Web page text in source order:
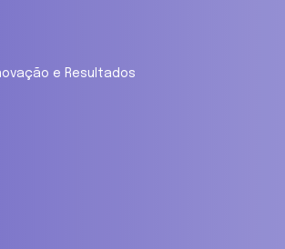
e Resultados